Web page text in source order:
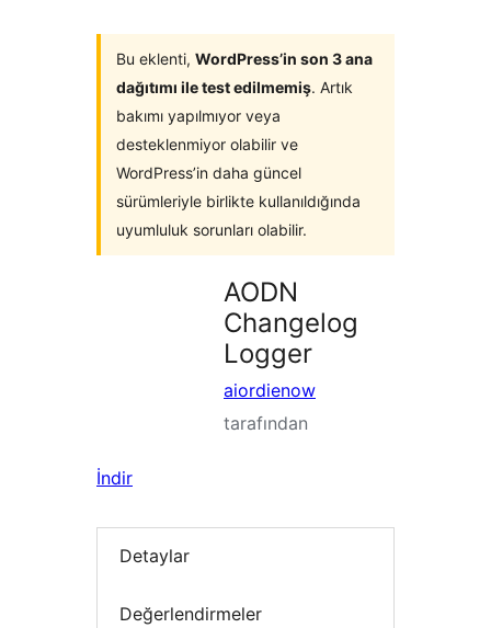
Bu eklenti, WordPress’in son 3 ana
dağıtımı ile test edilmemiş. Artık
bakımı yapılmıyor veya
desteklenmiyor olabilir ve
WordPress’in daha güncel
sürümleriyle birlikte kullanıldığında
uyumluluk sorunları olabilir.
AODN
Changelog
Logger
aiordienow
tarafından
İndir
Detaylar
Değerlendirmeler